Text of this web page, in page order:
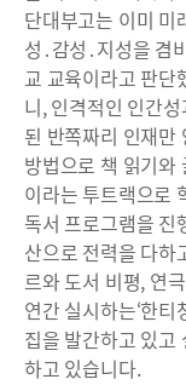
단대부고는 이미 미
성․감성․지성을 겸
교 교육이라고 판단
니, 인격적인 인간
된 반쪽짜리 인재만
방법으로 책 읽기와
이라는 투트랙으로
독서 프로그램을 진
산으로 전력을 다하
르와 도서 비평, 연
연간 실시하는‘한
집을 발간하고 있고
하고 있습니다.